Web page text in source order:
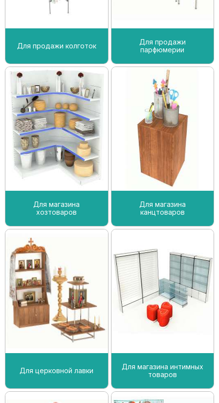
Для продажи колготок
Для продажи
парфюмерии
Для магазина
хозтоваров
Для магазина
канцтоваров
Для церковной лавки
Для магазина интимных
товаров